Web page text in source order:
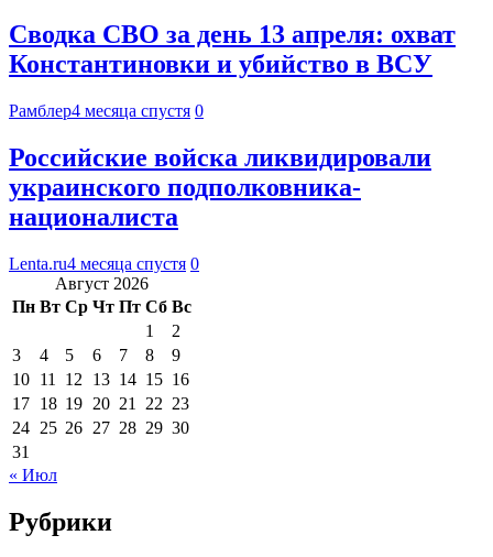
Сводка СВО за день 13 апреля: охват
Константиновки и убийство в ВСУ
Рамблер4 месяца спустя 0
Российские войска ликвидировали
украинского подполковника-
националиста
Lenta.ru4 месяца спустя 0
Август 2026
Пн Вт Ср Чт Пт Сб Вс
1
2
3
4 5 6 7 8
9
10 11 12 13 14 15 16
17 18 19 20 21 22 23
24 25 26 27 28 29 30
31
« Июл
Рубрики